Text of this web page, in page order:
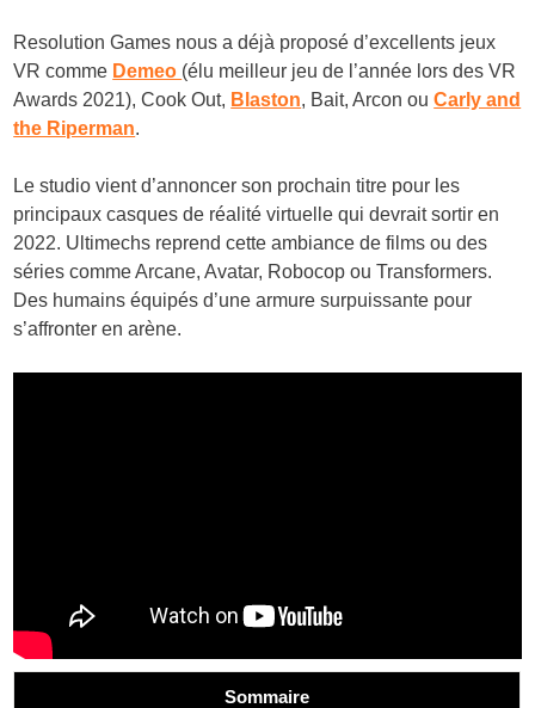
Resolution Games nous a déjà proposé d’excellents jeux
VR comme Demeo (élu meilleur jeu de l’année lors des VR
Awards 2021), Cook Out, Blaston, Bait, Arcon ouCarly and
the Riperman.
Le studio vient d’annoncer son prochain titre pour les
principaux casques de réalité virtuelle qui devrait sortir en
2022. Ultimechs reprend cette ambiance de films ou des
séries comme Arcane, Avatar, Robocop ou Transformers.
Des humains équipés d’une armure surpuissante pour
s’affronter en arène.
Sommaire